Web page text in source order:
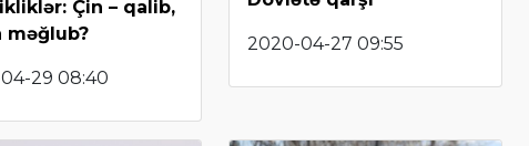
Çin – qalib,
məğlub?
29 08:40
2020-04-27 09:55